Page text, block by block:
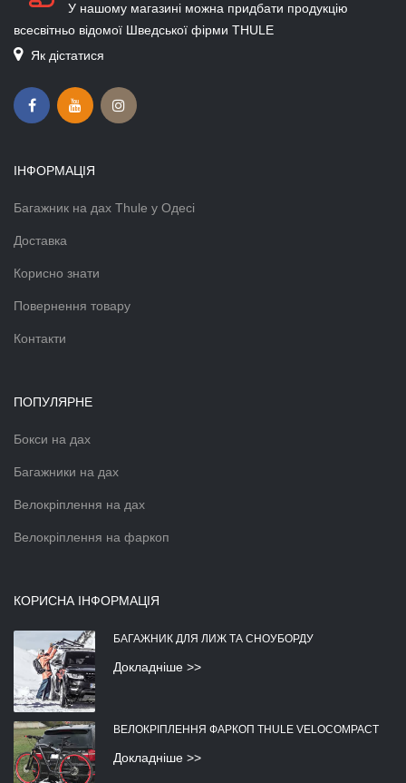
У нашому магазині можна придбати продукцію
всесвітньо відомої Шведської фірми THULE
Як дістатися
ІНФОРМАЦІЯ
Багажник на дах Thule у Одесі
Доставка
Корисно знати
Повернення товару
Контакти
ПОПУЛЯРНЕ
Бокси на дах
Багажники на дах
Велокріплення на дах
Велокріплення на фаркоп
КОРИСНА ІНФОРМАЦІЯ
БАГАЖНИК ДЛЯ ЛИЖ ТА СНОУБОРДУ
Докладніше >>
ВЕЛОКРІПЛЕННЯ ФАРКОП THULE VELOCOMPACT
Докладніше >>